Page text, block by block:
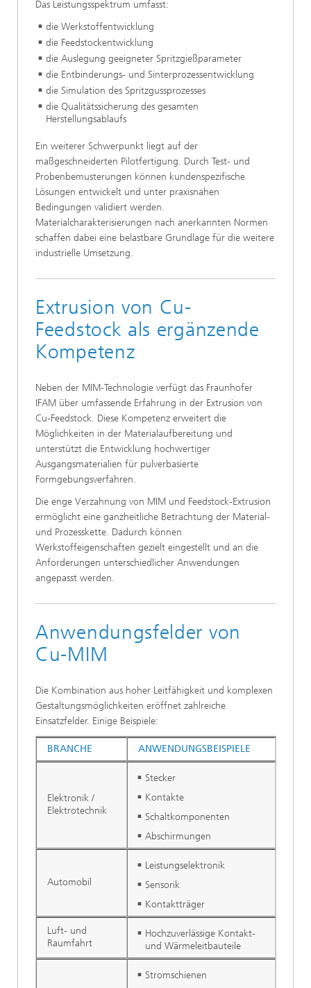
Das Leistungsspektrum umfasst:
die Werkstoffentwicklung
die Feedstockentwicklung
die Auslegung geeigneter Spritzgießparameter
die Entbinderungs- und Sinterprozessentwicklung
die Simulation des Spritzgussprozesses
die Qualitätssicherung des gesamten
Herstellungsablaufs
Ein weiterer Schwerpunkt liegt auf der
maßgeschneiderten Pilotfertigung. Durch Test- und
Probenbemusterungen können kundenspezifische
Lösungen entwickelt und unter praxisnahen
Bedingungen validiert werden.
Materialcharakterisierungen nach anerkannten Normen
schaffen dabei eine belastbare Grundlage für die weitere
industrielle Umsetzung.
Extrusion von Cu-
Feedstock als ergänzende
Kompetenz
Neben der MIM-Technologie verfügt das Fraunhofer
IFAM über umfassende Erfahrung in der Extrusion von
Cu-Feedstock. Diese Kompetenz erweitert die
Möglichkeiten in der Materialaufbereitung und
unterstützt die Entwicklung hochwertiger
Ausgangsmaterialien für pulverbasierte
Formgebungsverfahren.
Die enge Verzahnung von MIM und Feedstock-Extrusion
ermöglicht eine ganzheitliche Betrachtung der Material-
und Prozesskette. Dadurch können
Werkstoffeigenschaften gezielt eingestellt und an die
Anforderungen unterschiedlicher Anwendungen
angepasst werden.
Anwendungsfelder von
Cu-MIM
Die Kombination aus hoher Leitfähigkeit und komplexen
Gestaltungsmöglichkeiten eröffnet zahlreiche
Einsatzfelder. Einige Beispiele:
BRANCHE ANWENDUNGSBEISPIELE
Elektronik /
Elektrotechnik
Stecker
Kontakte
Schaltkomponenten
Abschirmungen
Automobil
Leistungselektronik
Sensorik
Kontaktträger
Luft- und
Raumfahrt
Hochzuverlässige Kontakt-
und Wärmeleitbauteile
Stromschienen